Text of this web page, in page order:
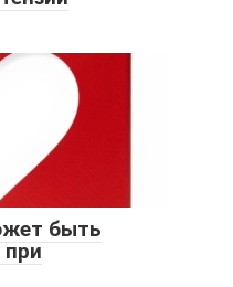
быть
при